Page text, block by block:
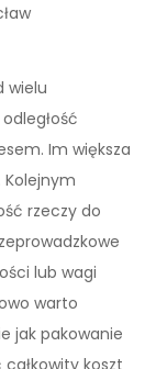
wielu
Im większa
Kolejnym
rzeczy do
lub wagi
warto
jak pakowanie
koszt